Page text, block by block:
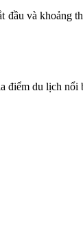
và khoảng
du lịch nổi